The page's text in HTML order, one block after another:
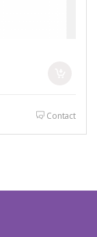
Contact